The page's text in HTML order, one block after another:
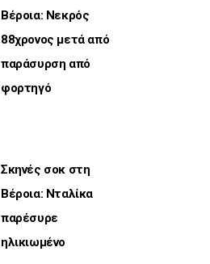
Βέροια: Νεκρός
88χρονος μετά από
παράσυρση από
φορτηγό
Σκηνές σοκ στη
Βέροια: Νταλίκα
παρέσυρε
ηλικιωμένο